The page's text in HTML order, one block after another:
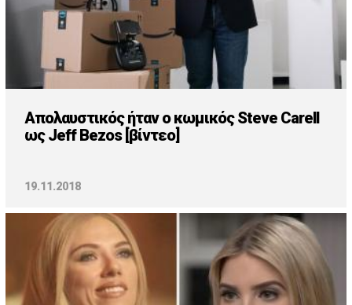
Απολαυστικός ήταν ο κωμικός Steve Carell
ως Jeff Bezos [βίντεο]
19.11.2018